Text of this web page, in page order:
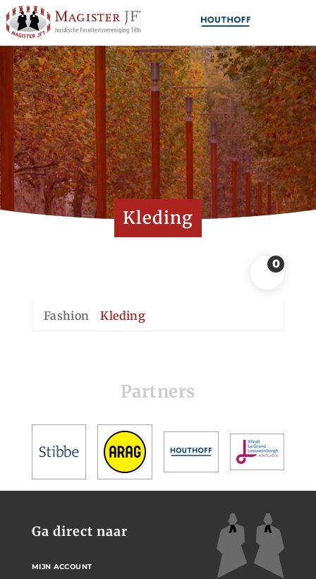
Kleding
0
Fashion Kleding
Partners
Ga direct naar
MIJN ACCOUNT